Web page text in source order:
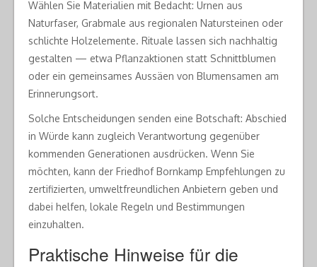
Wählen Sie Materialien mit Bedacht: Urnen aus
Naturfaser, Grabmale aus regionalen Natursteinen oder
schlichte Holzelemente. Rituale lassen sich nachhaltig
gestalten — etwa Pflanzaktionen statt Schnittblumen
oder ein gemeinsames Aussäen von Blumensamen am
Erinnerungsort.
Solche Entscheidungen senden eine Botschaft: Abschied
in Würde kann zugleich Verantwortung gegenüber
kommenden Generationen ausdrücken. Wenn Sie
möchten, kann der Friedhof Bornkamp Empfehlungen zu
zertifizierten, umweltfreundlichen Anbietern geben und
dabei helfen, lokale Regeln und Bestimmungen
einzuhalten.
Praktische Hinweise für die